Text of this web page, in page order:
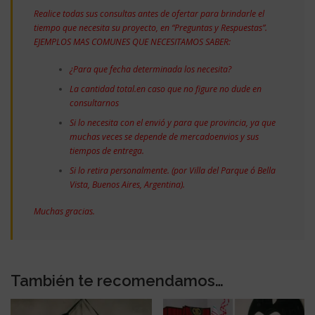
Realice todas sus consultas antes de ofertar para brindarle el
tiempo que necesita su proyecto, en “Preguntas y Respuestas”.
EJEMPLOS MAS COMUNES QUE NECESITAMOS SABER:
¿Para que fecha determinada los necesita?
La cantidad total.en caso que no figure no dude en
consultarnos
Si lo necesita con el envió y para que provincia, ya que
muchas veces se depende de mercadoenvios y sus
tiempos de entrega.
Si lo retira personalmente. (por Villa del Parque ó Bella
Vista, Buenos Aires, Argentina).
Muchas gracias.
También te recomendamos…